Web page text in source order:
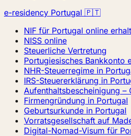
e-residency Portugal 🇵🇹
NIF für Portugal online
NISS online
Steuerliche Vertretung
Portugiesisches Bankkonto
NHR-Steuerregime in
IRS-Steuererklärung in
Aufenthaltsbescheinigung –
Firmengründung in Portugal
Geburtsurkunde in Portugal
Vorratsgesellschaft auf
Digital-Nomad-Visum für